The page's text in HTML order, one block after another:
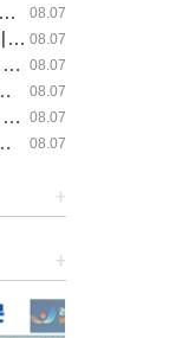
08.07
08.07
08.07
08.07
08.07
08.07
+
+